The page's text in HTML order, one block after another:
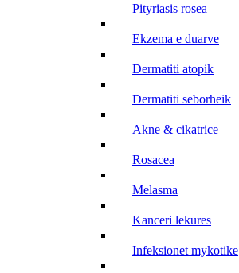
pityriasis rosea
ekzema e duarve
dermatiti atopik
dermatiti seborheik
akne & cikatrice
rosacea
melasma
kanceri lekures
infeksionet mykotike